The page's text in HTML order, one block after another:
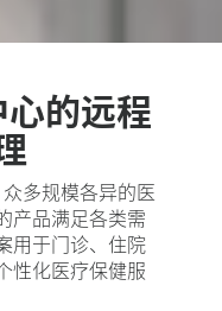
的远程
多规模各异的医
产品满足各类需
用于门诊、住院
性化医疗保健服